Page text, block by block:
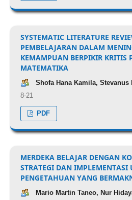
SYSTEMATIC LITERATURE
PEMBELAJARAN DALAM
KEMAMPUAN BERPIKIR KRITIS
MATEMATIKA
Shofa Hana Kamila, Stevanus
8-21
PDF
MERDEKA BELAJAR DENGAN
STRATEGI DAN
PENGETAHUAN YANG
Mario Martin Taneo, Nur